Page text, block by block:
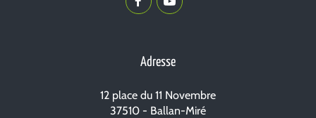
Lien
compte
Lien
chaîne
Adresse
12 place du 11 Novembre
37510 - Ballan-Miré